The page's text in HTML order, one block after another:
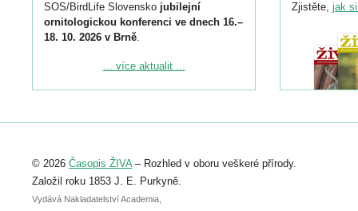
SOS/BirdLife Slovensko jubilejní
ornitologickou konferenci ve dnech 16.–
18. 10. 2026 v Brně.
Podrobnější informace ke konferenci
Registrovat se můžete do 6. září.
abstraktu přihlášené přednášky nebo
posteru je už 30. června.
... více aktualit ...
Zjistěte, jak
© 2026 Časopis ŽIVA– Rozhled v oboru veškeré přírody.
Založil roku 1853 J. E. Purkyně.
Vydává Nakladatelství Academia,